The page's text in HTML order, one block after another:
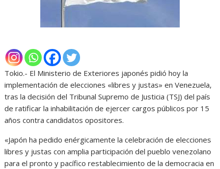
Tokio.- El Ministerio de Exteriores japonés pidió hoy la
implementación de elecciones «libres y justas» en Venezuela,
tras la decisión del Tribunal Supremo de Justicia (TSJ) del país
de ratificar la inhabilitación de ejercer cargos públicos por 15
años contra candidatos opositores.
«Japón ha pedido enérgicamente la celebración de elecciones
libres y justas con amplia participación del pueblo venezolano
para el pronto y pacífico restablecimiento de la democracia en